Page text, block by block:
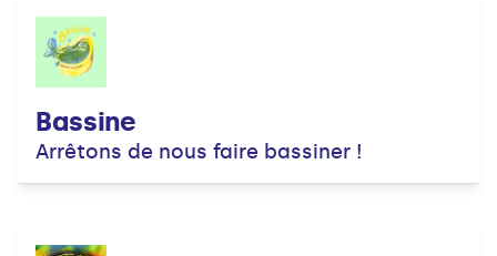
Bassine
Arrêtons de nous faire bassiner !